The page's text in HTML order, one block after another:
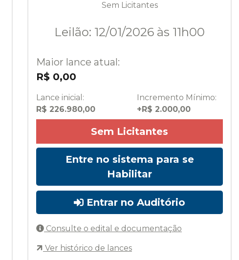
Sem Licitantes
Leilão: 12/01/2026 às 11h00
Maior lance atual:
R$ 0,00
Lance inicial:
R$ 226.980,00
Incremento Mínimo:
+R$ 2.000,00
Sem Licitantes
Entre no sistema para se
Habilitar
Entrar no Auditório
Consulte o edital e documentação
Ver histórico de lances